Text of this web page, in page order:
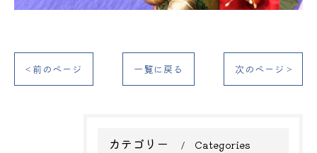
< 前のページ 一覧に戻る 次のページ >
カテゴリー Categories